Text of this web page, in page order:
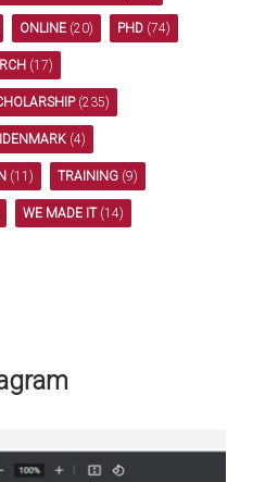
ONLINE (20) PHD (74)
(17)
(235)
(4)
(11) TRAINING (9)
WE MADE IT(14)